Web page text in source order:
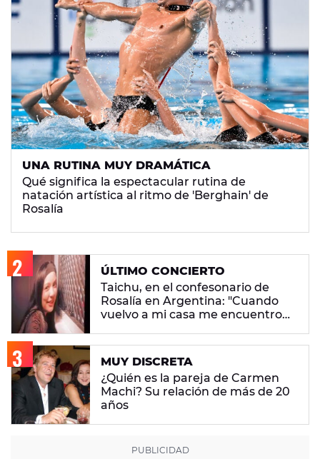
UNA RUTINA MUY DRAMÁTICA
Qué significa la espectacular rutina de
natación artística al ritmo de 'Berghain' de
Rosalía
ÚLTIMO CONCIERTO
Taichu, en el confesonario de
Rosalía en Argentina: "Cuando
vuelvo a mi casa me encuentro
MUY DISCRETA
¿Quién es la pareja de Carmen
Machi? Su relación de más de 20
años